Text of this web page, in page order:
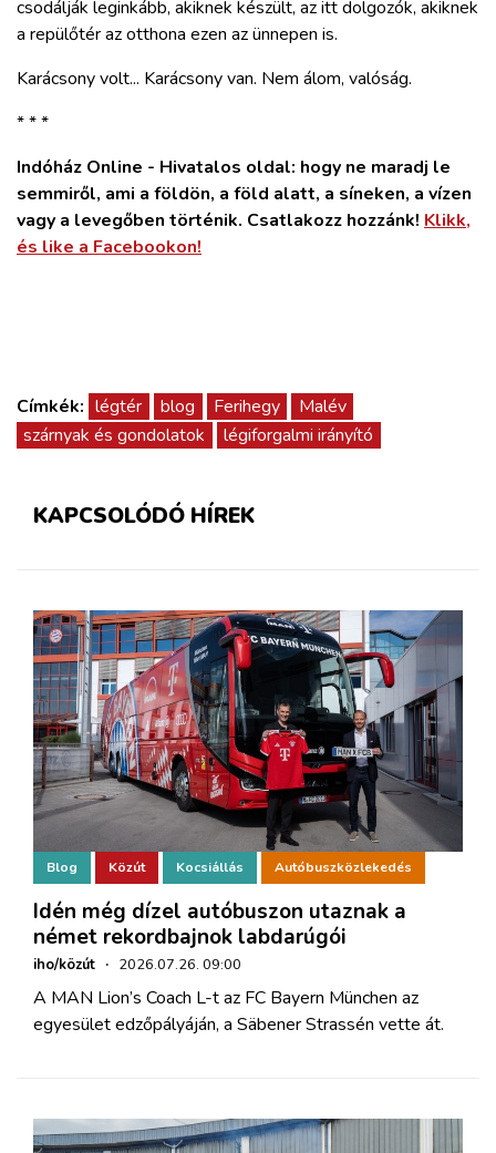
csodálják leginkább, akiknek készült, az itt dolgozók, akiknek
a repülőtér az otthona ezen az ünnepen is.
Karácsony volt... Karácsony van. Nem álom, valóság.
* * *
Indóház Online - Hivatalos oldal: hogy ne maradj le
semmiről, ami a földön, a föld alatt, a síneken, a vízen
vagy a levegőben történik. Csatlakozz hozzánk! Klikk,
és like a Facebookon!
Címkék: légtér blog Ferihegy
Malév
szárnyak és gondolatok
légiforgalmi irányító
KAPCSOLÓDÓ HÍREK
Blog Közút Kocsiállás Autóbuszközlekedés
Idén még dízel autóbuszon utaznak a
német rekordbajnok labdarúgói
iho/közút · 2026.07.26. 09:00
A MAN Lion’s Coach L-t az FC Bayern München az
egyesület edzőpályáján, a Säbener Strassén vette át.